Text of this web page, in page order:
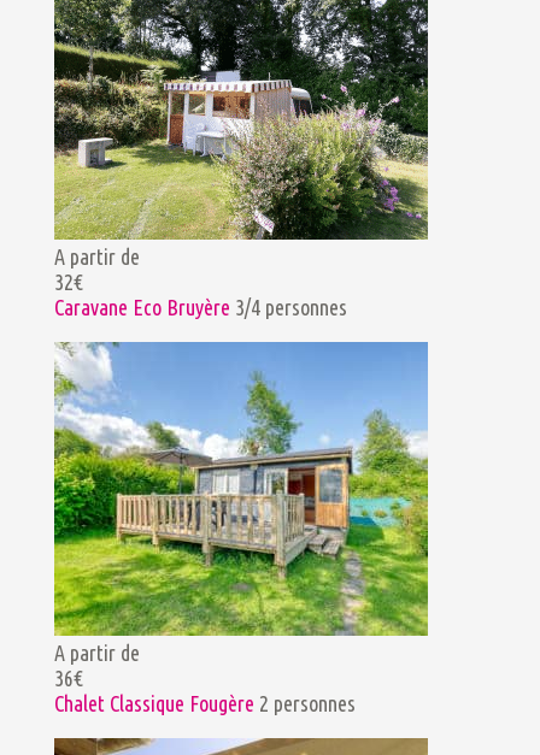
A partir de
32€
Caravane Eco Bruyère 3/4 personnes
A partir de
36€
Chalet Classique Fougère 2 personnes